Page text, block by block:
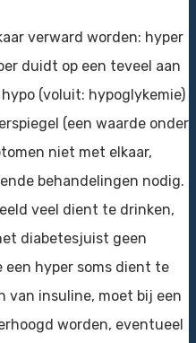
verward worden: hyper
duidt op een teveel aan
(voluit: hypoglykemie)
(een waarde onder
niet met elkaar,
behandelingen nodig.
veel dient te drinken,
diabetesjuist geen
een hyper soms dient te
van insuline, moet bij een
worden, eventueel